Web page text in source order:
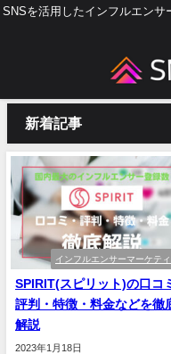
SNSを活用したインフルエンサ
新着記事
インフルエンサーマーケテ
SPIRIT(スピリット)の口コ
評判・特徴・料金などを徹
解説
2023年1月18日